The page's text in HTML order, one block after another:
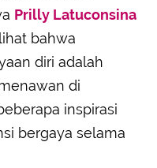
Prilly Latuconsina
bahwa
diri adalah
di
inspirasi
bergaya selama